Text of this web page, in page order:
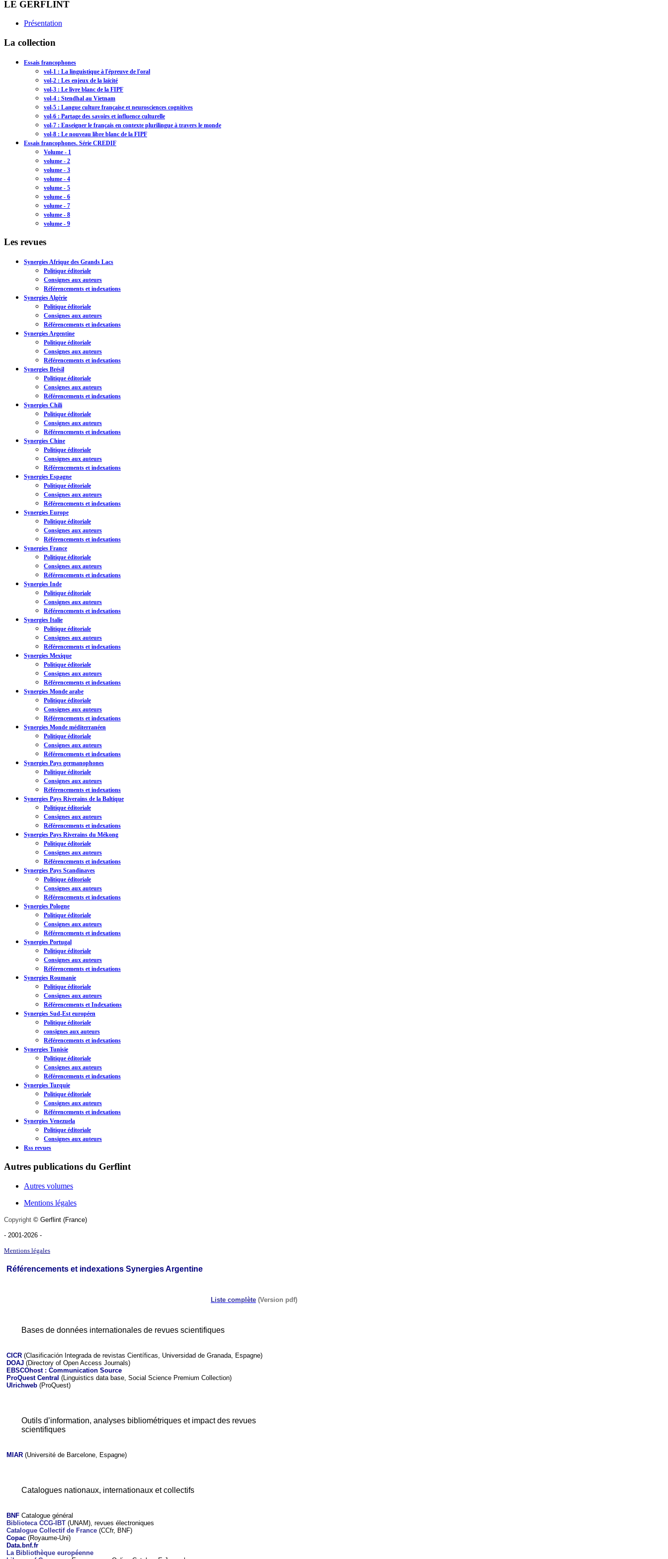
LE GERFLINT
Présentation
La collection
Essais francophones
vol-1 : La linguistique à l'épreuve de l'oral
vol-2 : Les enjeux de la laïcité
vol-3 : Le livre blanc de la FIPF
vol-4 : Stendhal au Vietnam
vol-5 : Langue culture française et neurosciences cognitives
vol-6 : Partage des savoirs et influence culturelle
vol-7 : Enseigner le français en contexte plurilingue à travers le monde
vol-8 : Le nouveau libre blanc de la FIPF
Essais francophones. Série CREDIF
Volume - 1
volume - 2
volume - 3
volume - 4
volume - 5
volume - 6
volume - 7
volume - 8
volume - 9
Les revues
Synergies Afrique des Grands Lacs
Politique éditoriale
Consignes aux auteurs
Référencements et indexations
Synergies Algérie
Politique éditoriale
Consignes aux auteurs
Référencements et indexations
Synergies Argentine
Politique éditoriale
Consignes aux auteurs
Référencements et indexations
Synergies Brésil
Politique éditoriale
Consignes aux auteurs
Référencements et indexations
Synergies Chili
Politique éditoriale
Consignes aux auteurs
Référencements et indexations
Synergies Chine
Politique éditoriale
Consignes aux auteurs
Référencements et indexations
Synergies Espagne
Politique éditoriale
Consignes aux auteurs
Référencements et indexations
Synergies Europe
Politique éditoriale
Consignes aux auteurs
Référencements et indexations
Synergies France
Politique éditoriale
Consignes aux auteurs
Référencements et indexations
Synergies Inde
Politique éditoriale
Consignes aux auteurs
Référencements et indexations
Synergies Italie
Politique éditoriale
Consignes aux auteurs
Référencements et indexations
Synergies Mexique
Politique éditoriale
Consignes aux auteurs
Référencements et indexations
Synergies Monde arabe
Politique éditoriale
Consignes aux auteurs
Référencements et indexations
Synergies Monde méditerranéen
Politique éditoriale
Consignes aux auteurs
Référencements et indexations
Synergies Pays germanophones
Politique éditoriale
Consignes aux auteurs
Référencements et indexations
Synergies Pays Riverains de la Baltique
Politique éditoriale
Consignes aux auteurs
Référencements et indexations
Synergies Pays Riverains du Mékong
Politique éditoriale
Consignes aux auteurs
Référencements et indexations
Synergies Pays Scandinaves
Politique éditoriale
Consignes aux auteurs
Référencements et indexations
Synergies Pologne
Politique éditoriale
Consignes aux auteurs
Référencements et indexations
Synergies Portugal
Politique éditoriale
Consignes aux auteurs
Référencements et indexations
Synergies Roumanie
Politique éditoriale
Consignes aux auteurs
Référencements et Indexations
Synergies Sud-Est européen
Politique éditoriale
consignes aux auteurs
Référencements et indexations
Synergies Tunisie
Politique éditoriale
Consignes aux auteurs
Référencements et indexations
Synergies Turquie
Politique éditoriale
Consignes aux auteurs
Référencements et indexations
Synergies Venezuela
Politique éditoriale
Consignes aux auteurs
Rss revues
Autres publications du Gerflint
Autres volumes
Mentions légales
Copyright © Gerflint (France)
- 2001-2026 -
Mentions légales
Référencements et indexations Synergies Argentine
Liste complète (Version pdf)
Bases de données internationales de revues scientifiques
CICR (Clasificación Integrada de revistas Científicas, Universidad de Granada, Espagne)
DOAJ (Directory of Open Access Journals)
EBSCOhost : Communication Source
ProQuest Central (Linguistics data base, Social Science Premium Collection)
Ulrichweb (ProQuest)
Outils d’information, anal yses bibliométriques et impact des revues
scientifiques
MIAR (Université de Barcelone, Espagne)
Catalogues nationaux, internationaux et collectifs
BNF Catalogue général
Biblioteca CCG-IBT (UNAM), revues électroniques
Catalogue Collectif de France (CCfr, BNF)
Copac (Royaume-Uni)
Data.bnf.fr
La Bibliothèque européenne